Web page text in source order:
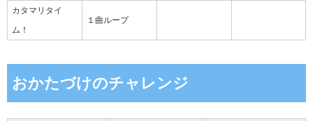
カタマリタイ
ム！
１曲ループ
おかたづけのチャレンジ